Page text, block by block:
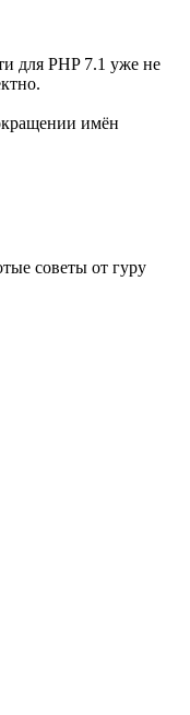
для PHP 7.1 уже не
имён
советы от гуру